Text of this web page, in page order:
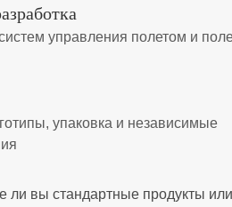
управления полетом и
упаковка и независимые
ли вы стандартные продукты